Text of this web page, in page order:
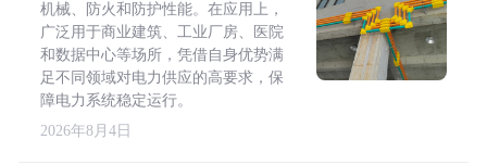
机械、防火和防护性能。在应用上，
广泛用于商业建筑、工业厂房、医院
和数据中心等场所，凭借自身优势满
足不同领域对电力供应的高要求，保
障电力系统稳定运行。
2026年8月4日